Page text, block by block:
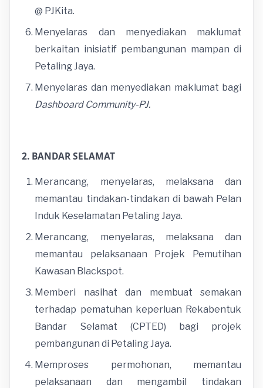
@ PJKita.
Menyelaras dan menyediakan maklumat
berkaitan inisiatif pembangunan mampan di
Petaling Jaya.
Menyelaras dan menyediakan maklumat bagi
Dashboard Community-PJ.
2. BANDAR SELAMAT
Merancang, menyelaras, melaksana dan
memantau tindakan-tindakan di bawah Pelan
Induk Keselamatan Petaling Jaya.
Merancang, menyelaras, melaksana dan
memantau pelaksanaan Projek Pemutihan
Kawasan Blackspot.
Memberi nasihat dan membuat semakan
terhadap pematuhan keperluan Rekabentuk
Bandar Selamat (CPTED) bagi projek
pembangunan di Petaling Jaya.
Memproses permohonan, memantau
pelaksanaan dan mengambil tindakan